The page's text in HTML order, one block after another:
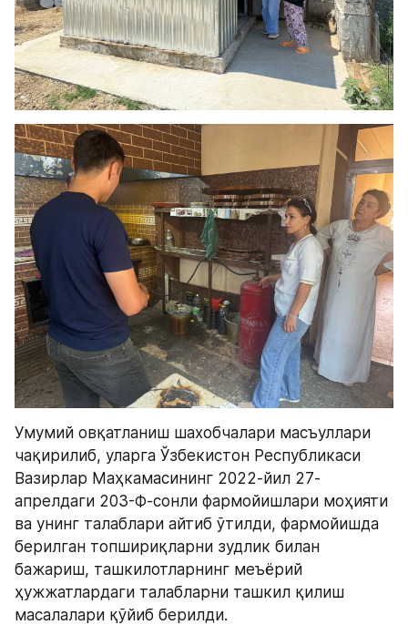
Умумий овқатланиш шахобчалари масъуллари
чақирилиб, уларга Ўзбекистон Республикаси
Вазирлар Маҳкамасининг 2022-йил 27-
апрелдаги 203-Ф-сонли фармойишлари моҳияти
ва унинг талаблари айтиб ўтилди, фармойишда
берилган топшириқларни зудлик билан
бажариш, ташкилотларнинг меъёрий
ҳужжатлардаги талабларни ташкил қилиш
масалалари қўйиб берилди.